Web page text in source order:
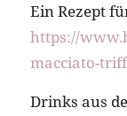
Ein Rezept
https://
macciato-
Drinks aus